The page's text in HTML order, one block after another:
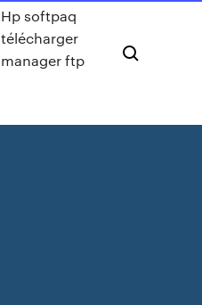
Hp softpaq
télécharger
manager ftp